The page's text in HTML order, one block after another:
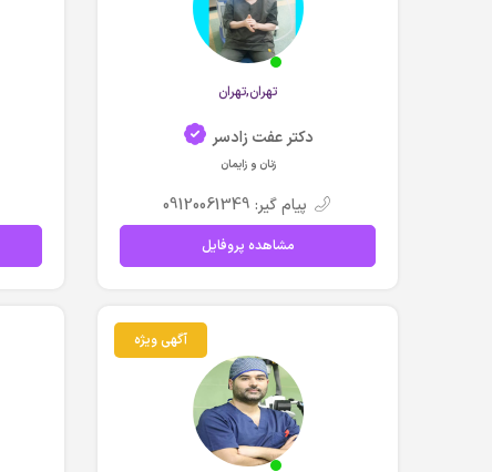
تهران,تهران
دکتر عفت زادسر
زنان و زایمان
پیام گیر: 09120061349
مشاهده پروفایل
آگهی ویژه